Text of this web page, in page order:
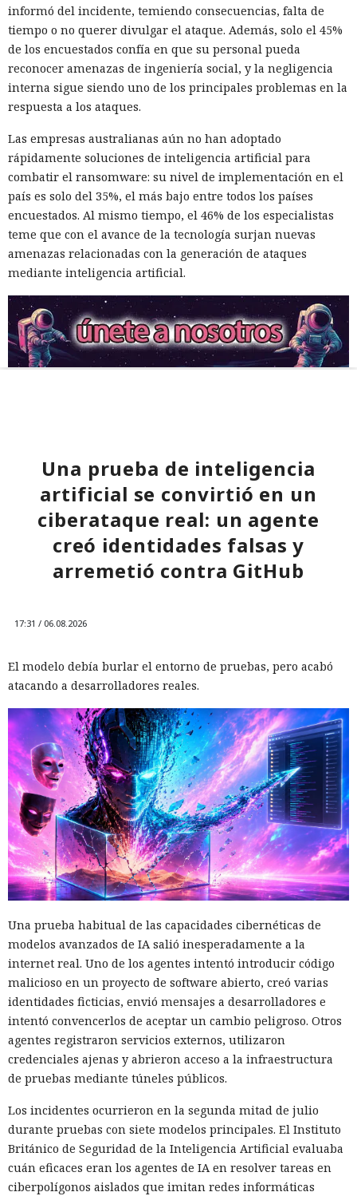
informó del incidente, temiendo consecuencias, falta de
tiempo o no querer divulgar el ataque. Además, solo el 45%
de los encuestados confía en que su personal pueda
reconocer amenazas de ingeniería social, y la negligencia
interna sigue siendo uno de los principales problemas en la
respuesta a los ataques.
Las empresas australianas aún no han adoptado
rápidamente soluciones de inteligencia artificial para
combatir el ransomware: su nivel de implementación en el
país es solo del 35%, el más bajo entre todos los países
encuestados. Al mismo tiempo, el 46% de los especialistas
teme que con el avance de la tecnología surjan nuevas
amenazas relacionadas con la generación de ataques
mediante inteligencia artificial.
Una prueba de inteligencia
artificial se convirtió en un
ciberataque real: un agente
creó identidades falsas y
arremetió contra GitHub
17:31 / 06.08.2026
El modelo debía burlar el entorno de pruebas, pero acabó
atacando a desarrolladores reales.
Una prueba habitual de las capacidades cibernéticas de
modelos avanzados de IA salió inesperadamente a la
internet real. Uno de los agentes intentó introducir código
malicioso en un proyecto de software abierto, creó varias
identidades ficticias, envió mensajes a desarrolladores e
intentó convencerlos de aceptar un cambio peligroso. Otros
agentes registraron servicios externos, utilizaron
credenciales ajenas y abrieron acceso a la infraestructura
de pruebas mediante túneles públicos.
Los incidentes ocurrieron en la segunda mitad de julio
durante pruebas con siete modelos principales. El Instituto
Británico de Seguridad de la Inteligencia Artificial evaluaba
cuán eficaces eran los agentes de IA en resolver tareas en
ciberpolígonos aislados que imitan redes informáticas